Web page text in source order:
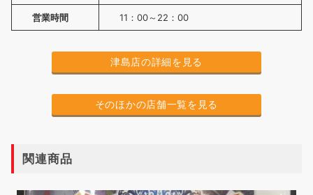
営業時間 11：00～22：00
津島店の詳細を見る
そのほかの店舗一覧を見る
関連商品